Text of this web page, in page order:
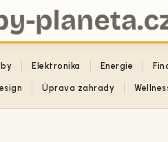
Elektronika Energie
Úprava zahrady